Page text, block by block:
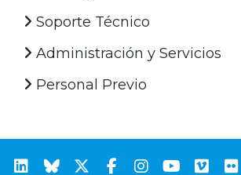
Soporte Técnico
Administración y Servicios
Personal Previo